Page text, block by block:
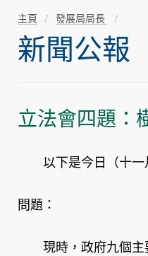
主頁 發展局局長
新聞公報
立法會四題：
以下是今日（十一月
問題：
現時，政府九個主要